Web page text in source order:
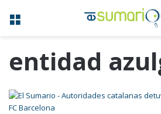
Menú
entidad